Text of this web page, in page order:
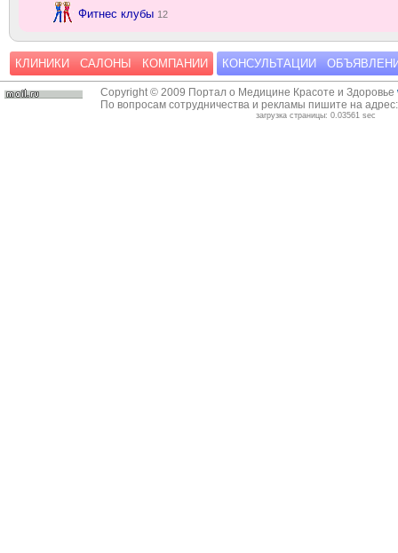
Фитнес клубы 12
КЛИНИКИ САЛОНЫ КОМПАНИИ КОНСУЛЬТАЦИИ
Copyright © 2009 Портал о Медицине Красоте и Здоровье
По вопросам сотрудничества и рекламы пишите на
загрузка страницы: 0.03561 sec